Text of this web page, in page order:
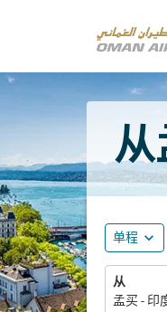
从
单程 expand_more
从